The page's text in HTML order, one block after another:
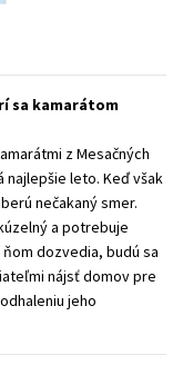
sa kamarátom
z Mesačných
najlepšie leto. Keď však
nečakaný smer.
a potrebuje
dozvedia, budú sa
nájsť domov pre
jeho